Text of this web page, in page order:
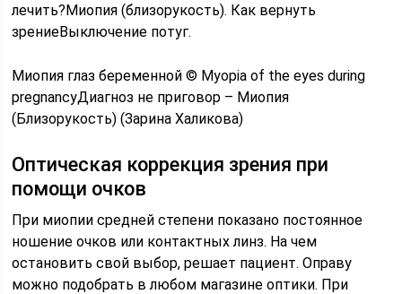
лечить?Миопия (близорукость). Как вернуть
зрениеВыключение потуг.
Миопия глаз беременной © Myopia of the eyes during
pregnancyДиагноз не приговор – Миопия
(Близорукость) (Зарина Халикова)
Оптическая коррекция зрения при
помощи очков
При миопии средней степени показано постоянное
ношение очков или контактных линз. На чем
остановить свой выбор, решает пациент. Оправу
можно подобрать в любом магазине оптики. При